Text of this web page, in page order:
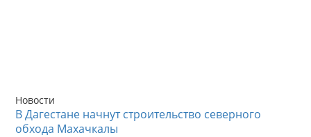
Новости
В Дагестане начнут строительство северного
обхода Махачкалы